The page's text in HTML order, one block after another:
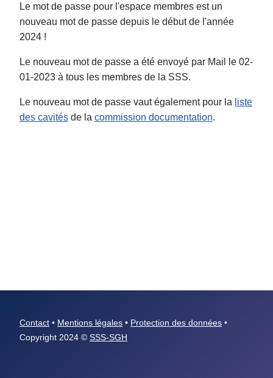
Le mot de passe pour l'espace membres est un
nouveau mot de passe depuis le début de l'année
2024 !
Le nouveau mot de passe a été envoyé par Mail le 02-
01-2023 à tous les membres de la SSS.
Le nouveau mot de passe vaut également pour la liste
des cavités de la commission documentation.
Contact • Mentions légales • Protection des données •
Copyright 2024 © SSS-SGH